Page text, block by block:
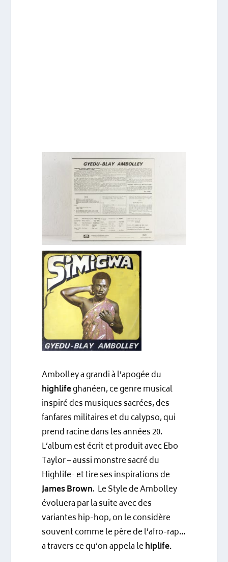
Ambolley a grandi à l’apogée du
highlifeghanéen, ce genre musical
inspiré des musiques sacrées, des
fanfares militaires et du calypso, qui
prend racine dans les années 20.
L’album est écrit et produit avec Ebo
Taylor – aussi monstre sacré du
Highlife- et tire ses inspirations de
James Brown. Le Style de Ambolley
évoluera par la suite avec des
variantes hip-hop, on le considère
souvent comme le père de l’afro-rap…
a travers ce qu’on appela lehiplife.